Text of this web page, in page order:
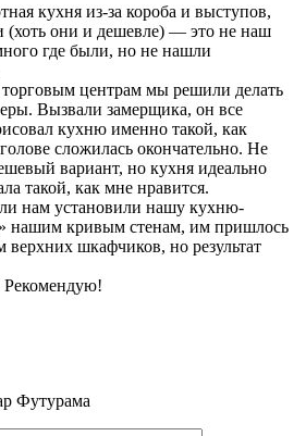
кухня из-за короба и выступов,
(хоть они и дешевле) — это не наш
где были, но не нашли
центрам мы решили делать
Вызвали замерщика, он все
кухню именно такой, как
сложилась окончательно. Не
вариант, но кухня идеально
такой, как мне нравится.
нам установили нашу кухню-
нашим кривым стенам, им пришлось
шкафчиков, но результат
Рекомендую!
Футурама